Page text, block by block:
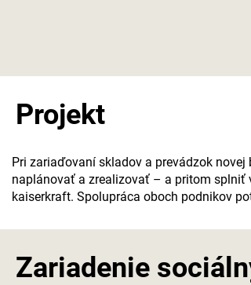
Projekt
Pri zariaďovaní skladov a prevádzok
naplánovať a zrealizovať – a pritom splniť
kaiserkraft. Spolupráca oboch podnikov
Zariadenie